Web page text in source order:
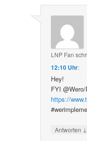
LNP Fan
12:10 Uhr:
Hey!
FYI
https://
Antworten ↓